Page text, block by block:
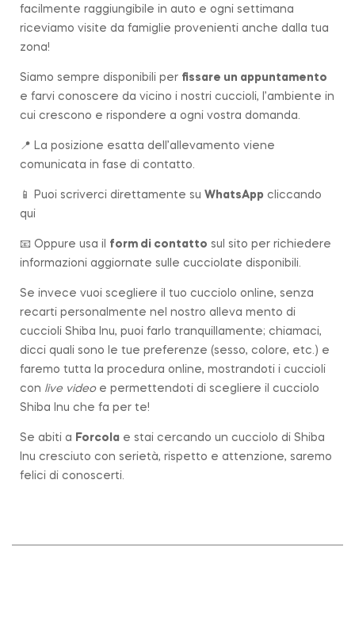
facilmente raggiungibile in auto e ogni settimana
riceviamo visite da famiglie provenienti anche dalla tua
zona!
Siamo sempre disponibili per fissare un appuntamento
e farvi conoscere da vicino i nostri cuccioli, l’ambiente in
cui crescono e rispondere a ogni vostra domanda.
📍 La posizione esatta dell’allevamento viene
comunicata in fase di contatto.
📱 Puoi scriverci direttamente su WhatsApp cliccando
qui
📧 Oppure usa il form di contatto sul sito per richiedere
informazioni aggiornate sulle cucciolate disponibili.
Se invece vuoi scegliere il tuo cucciolo online, senza
recarti personalmente nel nostro alleva mento di
cuccioli Shiba Inu, puoi farlo tranquillamente; chiamaci,
dicci quali sono le tue preferenze (sesso, colore, etc.) e
faremo tutta la procedura online, mostrandoti i cuccioli
con live videoe permettendoti di scegliere il cucciolo
Shiba Inu che fa per te!
Se abiti a Forcola e stai cercando un cucciolo di Shiba
Inu cresciuto con serietà, rispetto e attenzione, saremo
felici di conoscerti.